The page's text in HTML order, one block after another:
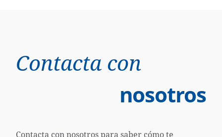
Contacta con
nosotros
Contacta con nosotros para saber cómo te